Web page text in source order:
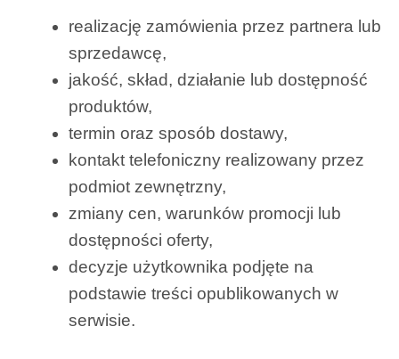
realizację zamówienia przez partnera lub
sprzedawcę,
jakość, skład, działanie lub dostępność
produktów,
termin oraz sposób dostawy,
kontakt telefoniczny realizowany przez
podmiot zewnętrzny,
zmiany cen, warunków promocji lub
dostępności oferty,
decyzje użytkownika podjęte na
podstawie treści opublikowanych w
serwisie.